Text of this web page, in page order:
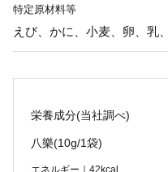
特定原材料等
えび、かに、小麦、卵、乳
栄養成分(当社調べ)
八樂(10g/1袋)